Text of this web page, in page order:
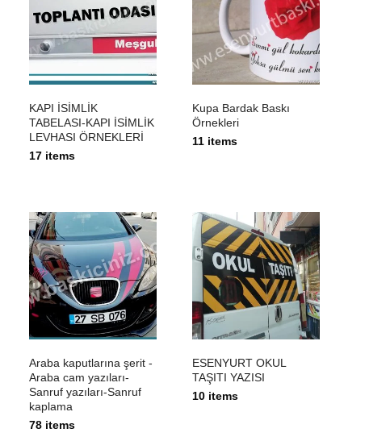
KAPI İSİMLİK
TABELASI-KAPI İSİMLİK
LEVHASI ÖRNEKLERİ
17 items
Kupa Bardak Baskı
Örnekleri
11 items
Araba kaputlarına şerit -
Araba cam yazıları-
Sanruf yazıları-Sanruf
kaplama
78 items
ESENYURT OKUL
TAŞITI YAZISI
10 items